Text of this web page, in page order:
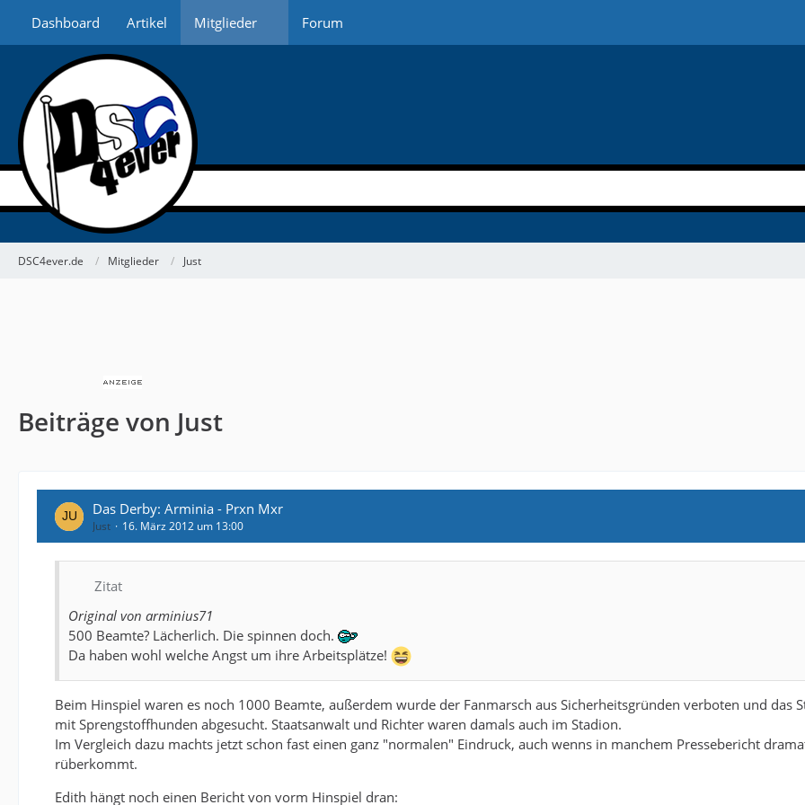
Dashboard Artikel Mitglieder Forum
DSC4ever.de Mitglieder Just
Beiträge von Just
Das Derby: Arminia - Prxn Mxr
Just 16. März 2012 um 13:00
Zitat
Original von arminius71
500 Beamte? Lächerlich. Die spinnen doch.
Da haben wohl welche Angst um ihre Arbeitsplätze!
Beim Hinspiel waren es noch 1000 Beamte, außerdem wurde der Fanmarsch aus Sicherheitsgründen verboten und das
mit Sprengstoffhunden abgesucht. Staatsanwalt und Richter waren damals auch im Stadion.
Im Vergleich dazu machts jetzt schon fast einen ganz "normalen" Eindruck, auch wenns in manchem Pressebericht
rüberkommt.
Edith hängt noch einen Bericht von vorm Hinspiel dran: